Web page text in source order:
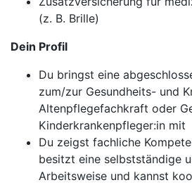
(z. B. Brille)
Dein Profil
Du bringst eine
zum/zur Gesundheits- und
Altenpflegefachkraft oder
Kinderkrankenpfleger:in mit
Du zeigst fachliche
besitzt eine selbstständige
Arbeitsweise und kannst